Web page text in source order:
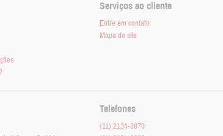
Serviços ao cliente
Entre em contato
Mapa do site
Telefones
(11) 2134-3870